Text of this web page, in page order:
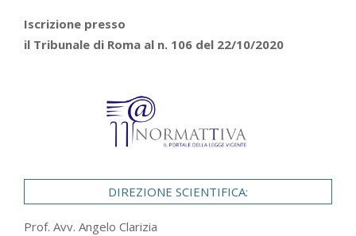
Iscrizione presso
il Tribunale di Roma al n. 106 del 22/10/2020
DIREZIONE SCIENTIFICA:
Prof. Avv. Angelo Clarizia